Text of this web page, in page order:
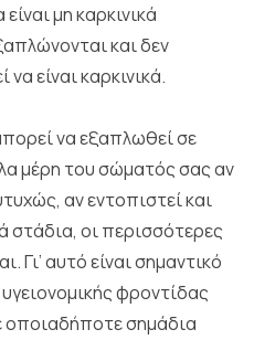
μη καρκινικά
και δεν
είναι καρκινικά.
να εξαπλωθεί σε
μέρη του σώματός σας αν
αν εντοπιστεί και
στάδια, οι περισσότερες
αυτό είναι σημαντικό
φροντίδας
οποιαδήποτε σημάδια